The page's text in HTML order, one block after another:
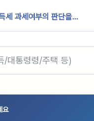
세 과세여부의 판단을...
요